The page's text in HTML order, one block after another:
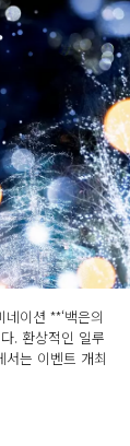
이션 **‘백은의
. 환상적인 일루
는 이벤트 개최